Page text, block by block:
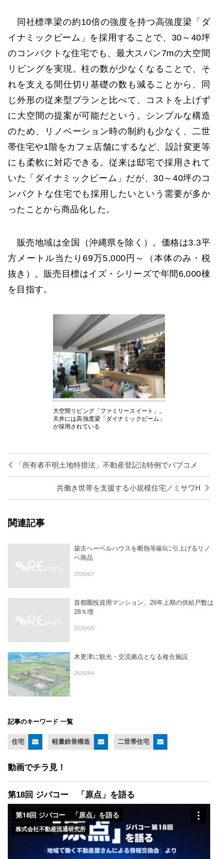
同社標準梁の約10倍の強度を持つ高強度梁「ダ
イナミックビーム」を採用することで、30～40坪
のコンパクトな住宅でも、最大スパン7mの大空間
リビングを実現。柱の数が少なくなることで、そ
れを支える間仕切り基礎の数も減ることから、同
じ外形の従来型プランと比べて、コストを上げず
に大空間の提案が可能だという。シンプルな構造
のため、リノベーション時の制約も少なく、二世
帯住宅や1階をカフェ店舗にするなど、設計変更等
にも柔軟に対応できる。従来は邸宅で採用されて
いた「ダイナミックビーム」だが、30～40坪のコ
ンパクトな住宅でも採用したいという需要が多か
ったことから商品化した。
販売地域は全国（沖縄県を除く）。価格は3.3平
方メートル当たり69万5,000円～（本体のみ・税
抜き）。販売目標はイズ・シリーズで年間6,000棟
を目指す。
大空間リビング「ファミリースイート」。
天井には高強度梁「ダイナミックビーム」
が採用されている
「所有者不明土地特措法」不動産登記法特例でパブコメ
共働き世帯を支援する小規模住宅／ミサワH
関連記事
築古へーベルハウスを断熱等級6に引上げるリノ
ベ商品
2026/8/7
首都圏投資用マンション、26年上期の供給戸数は
28％増
2026/8/5
木更津に観光・交流拠点となる複合施設
2026/8/4
記事のキーワード 一覧
住宅 軽量鉄骨構造 二世帯住宅
動画でチラ見！
第18回 ジバコー 「原点」を語る